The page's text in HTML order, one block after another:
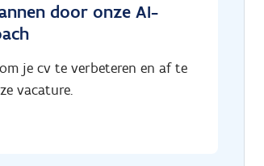
door onze AI-
je cv te verbeteren en af te
vacature.